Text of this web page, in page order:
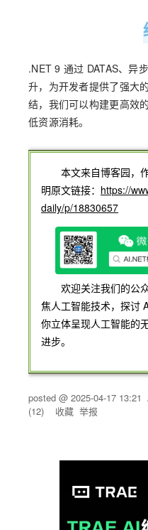
.NET 9 通过 DATAS、异
升，为开发者提供了强大
结，我们可以构建更高效
低资源消耗。
本文来自博客园，作
明原文链接： https://
daily/p/18830657
欢迎关注我们的公
焦人工智能技术，探讨
你立体呈现人工智能的
进步。
posted @ 2025-04-17 13:21
(12) 收藏 举报